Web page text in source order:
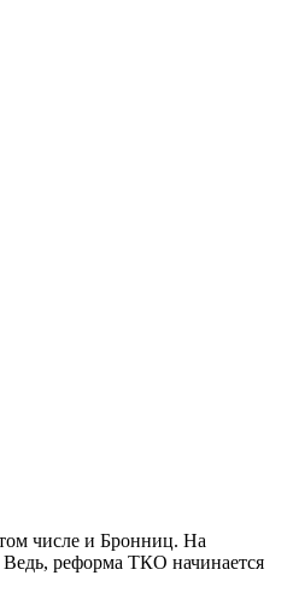
числе и Бронниц. На
Ведь, реформа ТКО начинается